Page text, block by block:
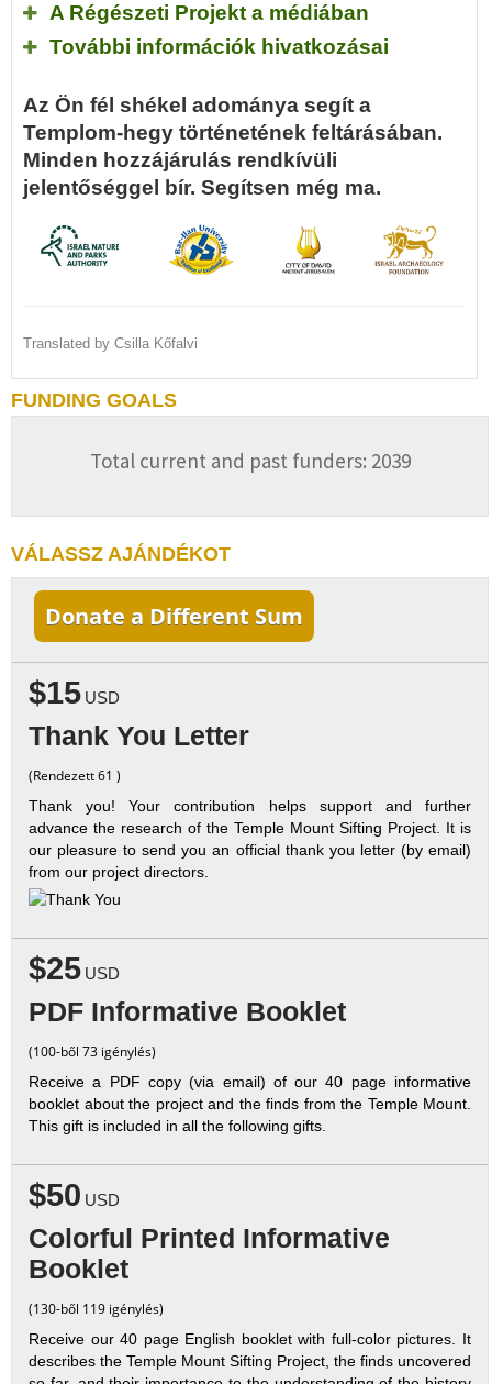
A Régészeti Projekt a médiában
További információk hivatkozásai
Az Ön fél shékel adománya segít a
Templom-hegy történetének feltárásában.
Minden hozzájárulás rendkívüli
jelentőséggel bír. Segítsen még ma.
Translated by Csilla Kőfalvi
FUNDING GOALS
Total current and past funders: 2039
VÁLASSZ AJÁNDÉKOT
Donate a Different Sum
$15 USD
Thank You Letter
(Rendezett 61 )
Thank you! Your contribution helps support and further
advance the research of the Temple Mount Sifting Project. It is
our pleasure to send you an official thank you letter (by email)
from our project directors.
$25 USD
PDF Informative Booklet
(100-ből 73 igénylés)
Receive a PDF copy (via email) of our 40 page informative
booklet about the project and the finds from the Temple Mount.
This gift is included in all the following gifts.
$50 USD
Colorful Printed Informative
Booklet
(130-ből 119 igénylés)
Receive our 40 page English booklet with full-color pictures. It
describes the Temple Mount Sifting Project, the finds uncovered